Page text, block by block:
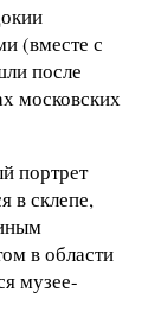
(вместе с
после
московских
портрет
в склепе,
в области
музее-